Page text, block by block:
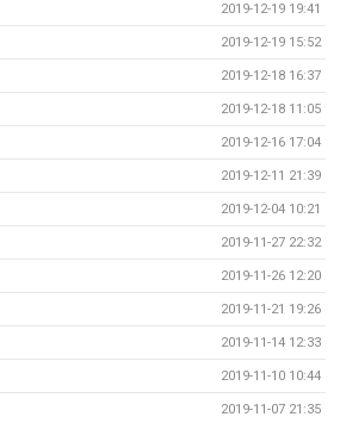
2019-12-19 19:41
2019-12-19 15:52
2019-12-18 16:37
2019-12-18 11:05
2019-12-16 17:04
2019-12-11 21:39
2019-12-04 10:21
2019-11-27 22:32
2019-11-26 12:20
2019-11-21 19:26
2019-11-14 12:33
2019-11-10 10:44
2019-11-07 21:35